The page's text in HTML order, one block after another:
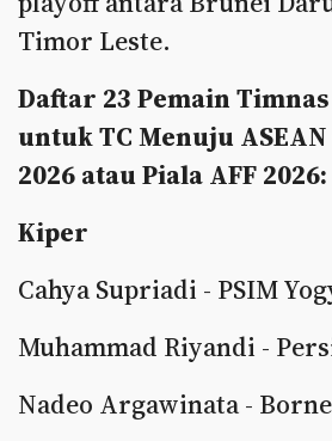
Timor Leste.
Daftar 23 Pemain
untuk TC Menuju
2026 atau Piala AFF 2026:
Kiper
Cahya Supriadi - PSIM
Muhammad Riyandi -
Nadeo Argawinata -